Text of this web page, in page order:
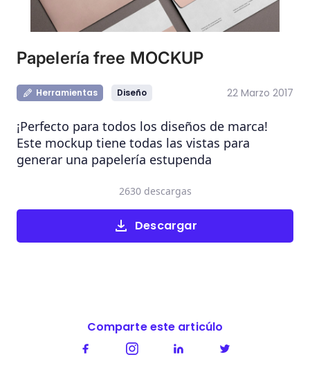
Papelería free MOCKUP
Herramientas Diseño 22 Marzo 2017
¡Perfecto para todos los diseños de marca!
Este mockup tiene todas las vistas para
generar una papelería estupenda
Descargar
2630 descargas
Comparte este articúlo